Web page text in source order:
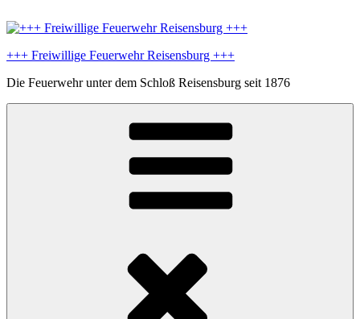
Inhalt
+++ Freiwillige Feuerwehr Reisensburg +++
Die Feuerwehr unter dem Schloß Reisensburg seit 1876